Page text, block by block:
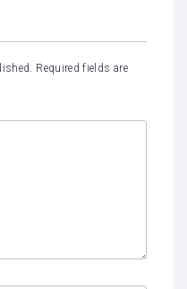
Required fields are